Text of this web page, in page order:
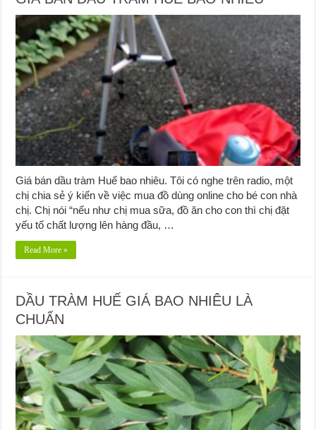
Giá bán dầu tràm Huế bao nhiêu. Tôi có nghe trên radio, một
chị chia sẻ ý kiến về việc mua đồ dùng online cho bé con nhà
chị. Chị nói “nếu như chị mua sữa, đồ ăn cho con thì chị đặt
yếu tố chất lượng lên hàng đầu, …
Read More »
DẦU TRÀM HUẾ GIÁ BAO NHIÊU LÀ
CHUẨN